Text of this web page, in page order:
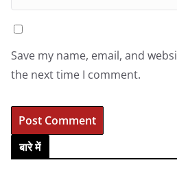
Save my name, email, and
the next time I comment.
बारे में